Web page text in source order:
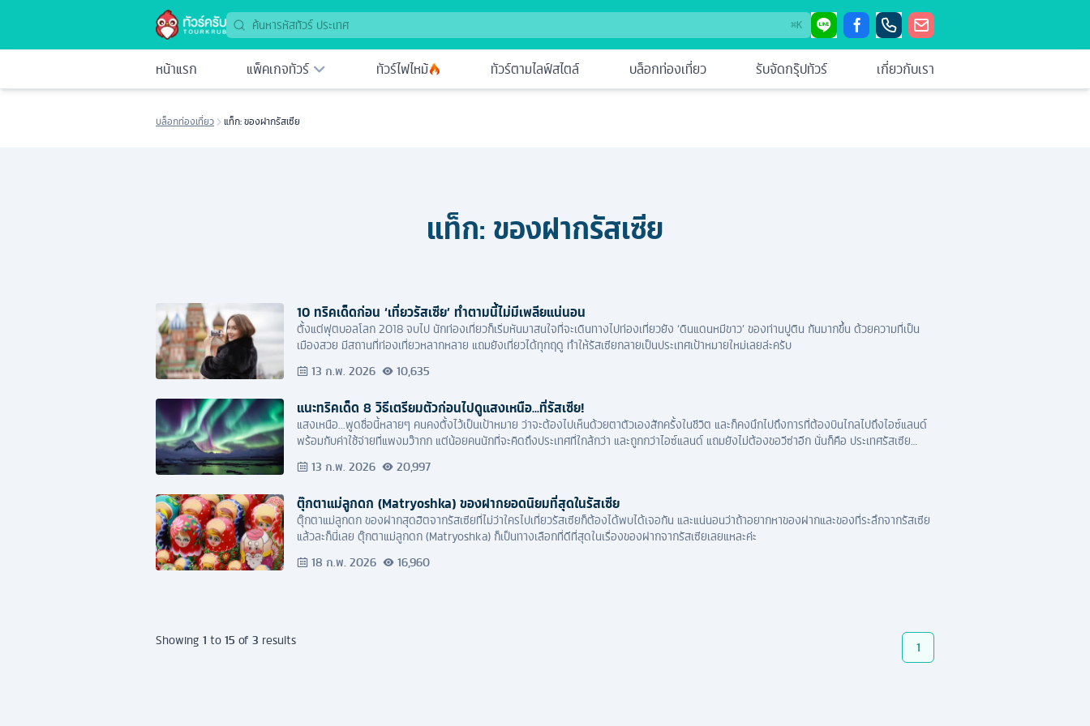
⌘K
หน้าแรก แพ็คเกจทัวร์ ทัวร์ไฟไหม้ ทัวร์ตามไลฟ์สไตล์ บล็อกท่องเที่ยว รับจัดกรุ๊ปทัวร์ เกี่ยวกับเรา
บล็อกท่องเที่ยว แท็ก: ของฝากรัสเซีย
แท็ก: ของฝากรัสเซีย
10 ทริคเด็ดก่อน ‘เที่ยวรัสเซีย’ ทำตามนี้ไม่มีเพลียแน่นอน
ตั้งแต่ฟุตบอลโลก 2018 จบไป นักท่องเที่ยวก็เริ่มหันมาสนใจที่จะเดินทางไปท่องเที่ยวยัง ‘ดินแดนหมีขาว’ ของท่านปูติน กันมากขึ้น ด้วยความที่เป็น
เมืองสวย มีสถานที่ท่องเที่ยวหลากหลาย แถมยังเที่ยวได้ทุกฤดู ทำให้รัสเซียกลายเป็นประเทศเป้าหมายใหม่เลยล่ะครับ
13 ก.พ. 2026 10,635
แนะทริคเด็ด 8 วิธีเตรียมตัวก่อนไปดูแสงเหนือ...ที่รัสเซีย!
แสงเหนือ...พูดชื่อนี้หลายๆ คนคงตั้งไว้เป็นเป้าหมาย ว่าจะต้องไปเห็นด้วยตาตัวเองสักครั้งในชีวิต และก็คงนึกไปถึงการที่ต้องบินไกลไปถึงไอซ์แลนด์
พร้อมกับค่าใช้จ่ายที่แพงมว๊ากก แต่น้อยคนนักที่จะคิดถึงประเทศที่ใกล้กว่า และถูกกว่าไอซ์แลนด์ แถมยังไม่ต้องขอวีซ่าอีก นั่นก็คือ ประเทศรัสเซีย
13 ก.พ. 2026 20,997
ตุ๊กตาแม่ลูกดก (Matryoshka) ของฝากยอดนิยมที่สุดในรัสเซีย
ตุ๊กตาแม่ลูกดก ของฝากสุดฮิตจากรัสเซียที่ไม่ว่าใครไปเที่ยวรัสเซียก็ต้องได้พบได้เจอกัน และแน่นอนว่าถ้าอยากหาของฝากและของที่ระลึกจากรัสเซีย
แล้วละก็นี่เลย ตุ๊กตาแม่ลูกดก (Matryoshka) ก็เป็นทางเลือกที่ดีที่สุดในเรื่องของฝากจากรัสเซียเลยแหละค่ะ
18 ก.พ. 2026 16,960
Showing 1 to15 of 3 results 1